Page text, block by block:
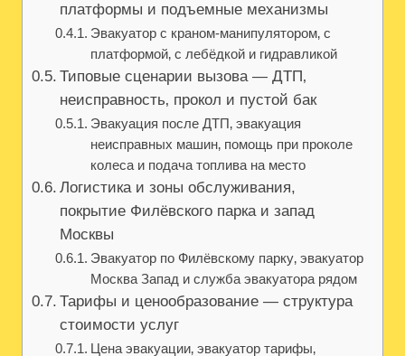
платформы и подъемные механизмы
Эвакуатор с краном-манипулятором‚ с
платформой‚ с лебёдкой и гидравликой
Типовые сценарии вызова — ДТП‚
неисправность‚ прокол и пустой бак
Эвакуация после ДТП‚ эвакуация
неисправных машин‚ помощь при проколе
колеса и подача топлива на место
Логистика и зоны обслуживания,
покрытие Филёвского парка и запад
Москвы
Эвакуатор по Филёвскому парку‚ эвакуатор
Москва Запад и служба эвакуатора рядом
Тарифы и ценообразование — структура
стоимости услуг
Цена эвакуации‚ эвакуатор тарифы‚